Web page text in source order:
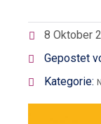
8 Oktober
Gepostet
Kategorie: